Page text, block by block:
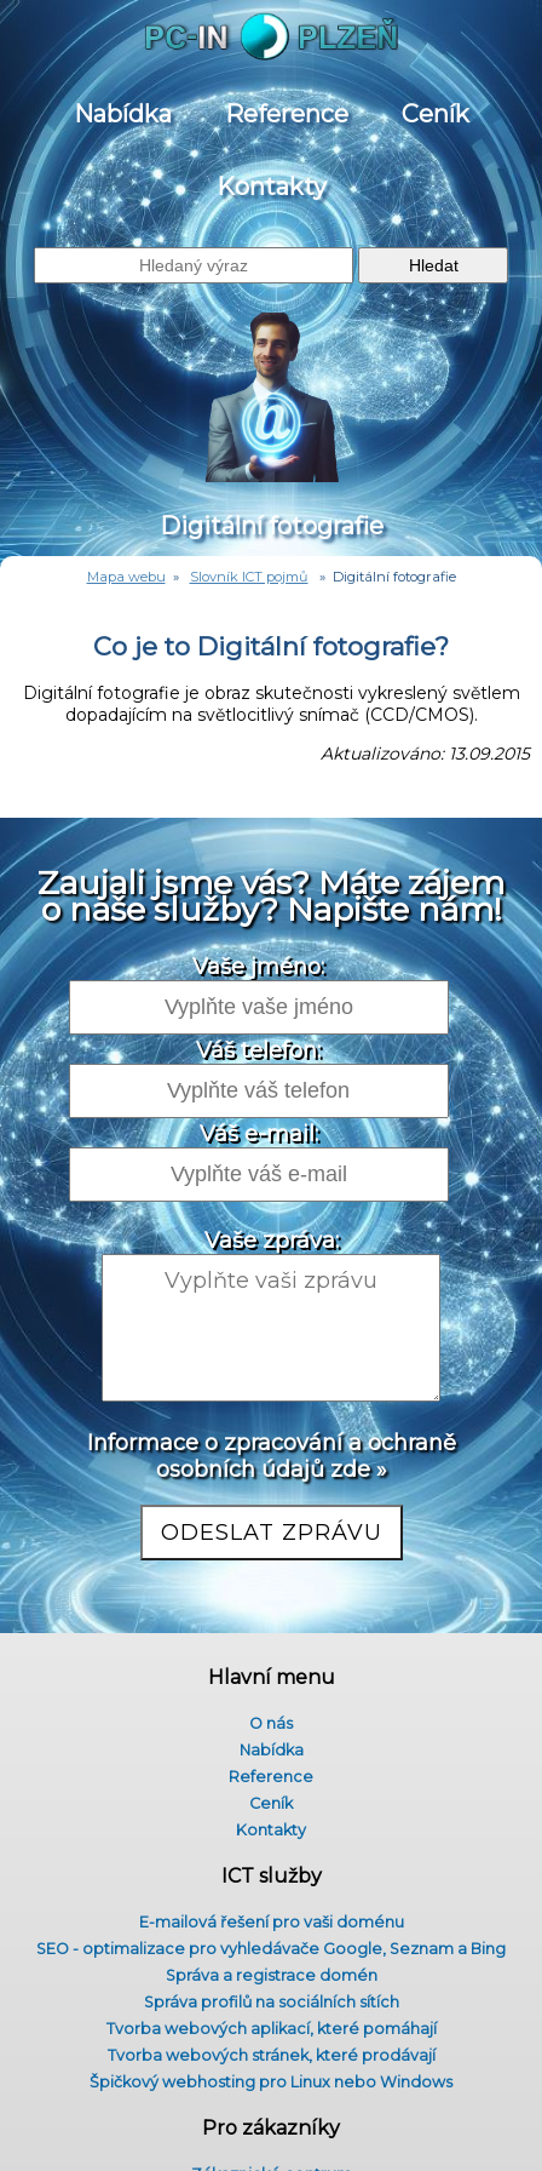
Nabídka Reference Ceník
Kontakty
Digitální fotografie
Mapa webu » Slovník ICT pojmů » Digitální fotografie
Co je to Digitální fotografie?
Digitální fotografie je obraz skutečnosti vykreslený světlem
dopadajícím na světlocitlivý snímač (CCD/CMOS).
Aktualizováno: 13.09.2015
Zaujali jsme vás? Máte zájem
o naše služby? Napište nám!
Vaše jméno:
Váš telefon:
Váš e-mail:
Vaše zpráva:
Informace o zpracování a ochraně
osobních údajů zde »
Hlavní menu
O nás
Nabídka
Reference
Ceník
Kontakty
ICT služby
E-mailová řešení pro vaši doménu
SEO - optimalizace pro vyhledávače Google, Seznam a Bing
Správa a registrace domén
Správa profilů na sociálních sítích
Tvorba webových aplikací, které pomáhají
Tvorba webových stránek, které prodávají
Špičkový webhosting pro Linux nebo Windows
Pro zákazníky